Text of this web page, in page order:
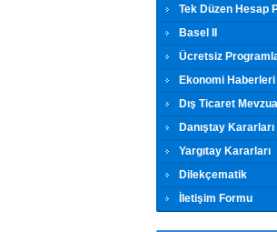
Tek Düzen Hesap
Basel II
Ücretsiz
Ekonomi Haberleri
Dış Ticaret
Danıştay Kararları
Yargıtay Kararları
Dilekçematik
İletişim Formu